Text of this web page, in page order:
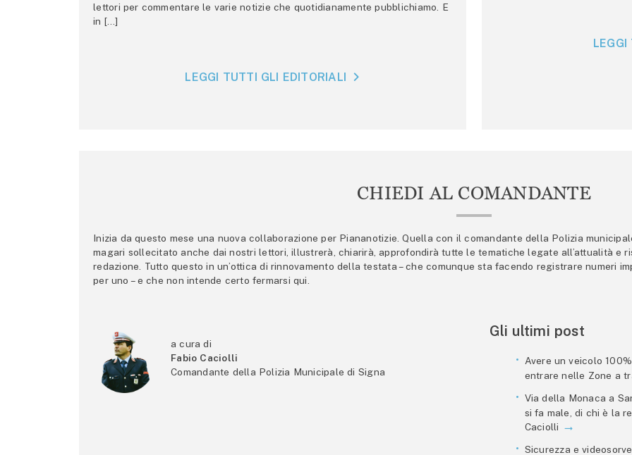
lettori per commentare le varie notizie che quotidianamente pubblichiamo. E
in […]
LEGGI TUTTI GLI EDITORIALI
CHIEDI AL COMANDANTE
Inizia da questo mese una nuova collaborazione per Piananotizie. Quella con il comandante della Polizia
magari sollecitato anche dai nostri lettori, illustrerà, chiarirà, approfondirà tutte le tematiche legate all’attualità e
redazione. Tutto questo in un’ottica di rinnovamento della testata – che comunque sta facendo registrare numeri
per uno – e che non intende certo fermarsi qui.
a cura di
Fabio Caciolli
Comandante della Polizia Municipale di Signa
Gli ultimi post
Avere un veicolo
entrare nelle Zone a
Via della Monaca a
si fa male, di chi è la
Caciolli
Sicurezza e